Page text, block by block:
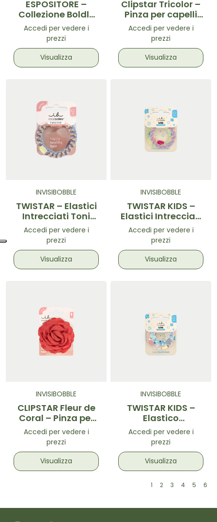
ESPOSITORE –
Collezione Boldly
You
Accedi per vedere i
prezzi
Visualizza
Clipstar Tricolor –
Pinza per capelli
taglia L
Accedi per vedere i
prezzi
Visualizza
INVISIBOBBLE
TWISTAR – Elastici
Intrecciati Toni
Lavanda 3 pz
Accedi per vedere i
prezzi
Visualizza
INVISIBOBBLE
TWISTAR KIDS –
Elastici Intrecciati
Multicolor 3 pz
Accedi per vedere i
prezzi
Visualizza
INVISIBOBBLE
CLIPSTAR Fleur de
Coral – Pinza per
capelli taglia L
Accedi per vedere i
prezzi
Visualizza
INVISIBOBBLE
TWISTAR KIDS –
Elastico
Intrecciato Pom
Pom Colorati
Accedi per vedere i
prezzi
Visualizza
2 3 4 5 6